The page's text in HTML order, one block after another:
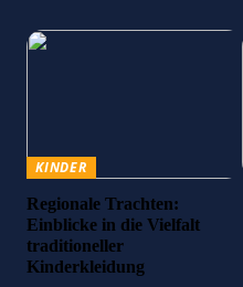
KINDER
Regionale Trachten:
Einblicke in die Vielfalt
traditioneller
Kinderkleidung